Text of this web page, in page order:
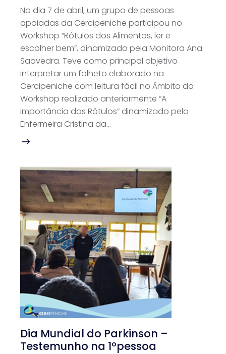
No dia 7 de abril, um grupo de pessoas
apoiadas da Cercipeniche participou no
Workshop “Rótulos dos Alimentos, ler e
escolher bem”, dinamizado pela Monitora Ana
Saavedra. Teve como principal objetivo
interpretar um folheto elaborado na
Cercipeniche com leitura fácil no Âmbito do
Workshop realizado anteriormente “A
importância dos Rótulos” dinamizado pela
Enfermeira Cristina da…
Dia Mundial do Parkinson –
Testemunho na 1ºpessoa